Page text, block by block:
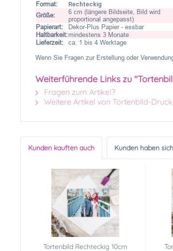
Format:
Rechteckig
Größe:
6 cm (längere Bildseite, Bild wird
proportional angepasst)
Papierart:
Dekor-Plus Papier - essbar
Haltbarkeit: mindestens 3 Monate
Lieferzeit:
ca. 1 bis 4 Werktage
Wenn Sie Fragen zur Erstellung oder
Weiterführende Links zu
Fragen zum Artikel?
Weitere Artikel von Tortenbild-
Kunden kauften auch Kunden haben
Tortenbild Rechteckig 10cm